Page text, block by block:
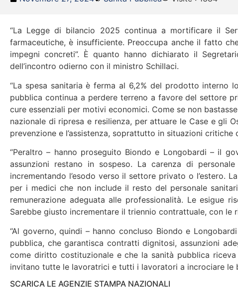
“La Legge di bilancio 2025 continua a mortificare il
farmaceutiche, è insufficiente. Preoccupa anche il fatto
impegni concreti”. È quanto hanno dichiarato il
dell’incontro odierno con il ministro Schillaci.
“La spesa sanitaria è ferma al 6,2% del prodotto interno
pubblica continua a perdere terreno a favore del settore
cure essenziali per motivi economici. Come se non
nazionale di ripresa e resilienza, per attuare le Case e gli
prevenzione e l’assistenza, soprattutto in situazioni
“Peraltro – hanno proseguito Biondo e Longobardi – il
assunzioni restano in sospeso. La carenza di
incrementando l’esodo verso il settore privato o l’estero.
per i medici che non include il resto del personale
remunerazione adeguata alle professionalità. Le esigue
Sarebbe giusto incrementare il triennio contrattuale, con le
“Al governo, quindi – hanno concluso Biondo e
pubblica, che garantisca contratti dignitosi, assunzioni
come diritto costituzionale e che la sanità pubblica
invitano tutte le lavoratrici e tutti i lavoratori a incrociare le
SCARICA LE AGENZIE STAMPA NAZIONALI